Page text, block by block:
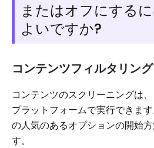
またはオフにする
よいですか?
コンテンツフィルタリン
コンテンツのスクリーニングは
プラットフォームで実行できま
の人気のあるオプションの開始
す。